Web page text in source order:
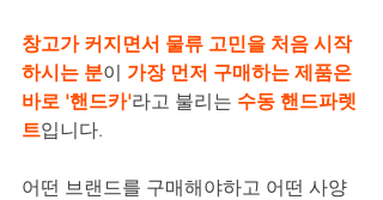
창고가 커지면서 물류 고민을 처음 시작
하시는 분이 가장 먼저 구매하는 제품은
바로 '핸드카'라고 불리는 수동 핸드파렛
트입니다.
어떤 브랜드를 구매해야하고 어떤 사양